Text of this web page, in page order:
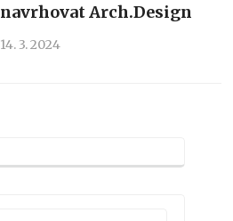
navrhovat Arch.Design
14. 3. 2024